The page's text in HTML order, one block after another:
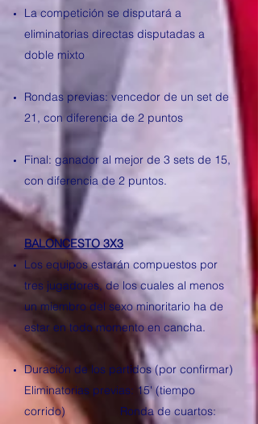
La competición se disputará a
eliminatorias directas disputadas a
doble mixto
Rondas previas: vencedor de un set de
21, con diferencia de 2 puntos
Final: ganador al mejor de 3 sets de 15,
con diferencia de 2 puntos.
BALONCESTO 3X3
Los equipos estarán compuestos por
tres jugadores, de los cuales al menos
un miembro del sexo minoritario ha de
estar en todo momento en cancha.
Duración de los partidos (por confirmar)
Eliminatorias previas: 15' (tiempo
corrido) Ronda de cuartos: